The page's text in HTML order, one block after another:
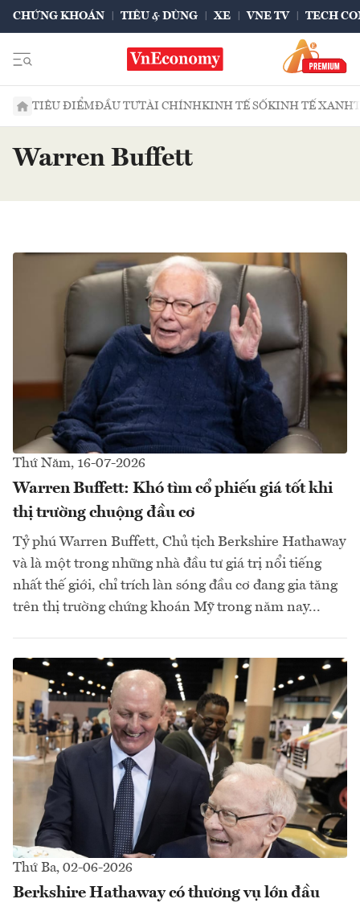
CHỨNG KHOÁN TIÊU & DÙNG XE VNE TV TECH
TIÊU ĐIỂMĐẦU TƯTÀI CHÍNHKINH TẾ SỐKINH TẾ XANH
Warren Buffett
Thứ Năm, 16-07-2026
Warren Buffett: Khó tìm cổ phiếu giá tốt khi
thị trường chuộng đầu cơ
Tỷ phú Warren Buffett, Chủ tịch Berkshire Hathaway
và là một trong những nhà đầu tư giá trị nổi tiếng
nhất thế giới, chỉ trích làn sóng đầu cơ đang gia tăng
trên thị trường chứng khoán Mỹ trong năm nay...
Thứ Ba, 02-06-2026
Berkshire Hathaway có thương vụ lớn đầu